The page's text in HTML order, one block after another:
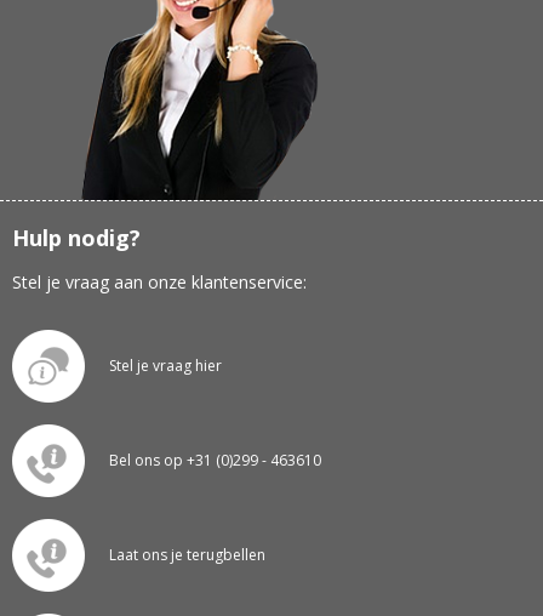
Hulp nodig?
Stel je vraag aan onze klantenservice:
Stel je vraag hier
Bel ons op +31 (0)299 - 463610
Laat ons je terugbellen